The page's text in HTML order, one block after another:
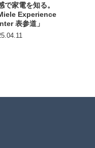
で家電を知る。
Miele Experience
表参道」